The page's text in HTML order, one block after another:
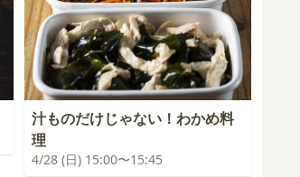
汁ものだけじゃない！わかめ料
理
4/28 (日) 15:00〜15:45